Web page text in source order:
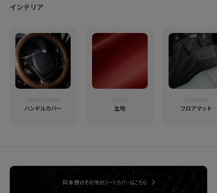
インテリア
HANDOL COVER
ハンドルカバー
CLOTH
生地
FLOORMAT
フロアマット